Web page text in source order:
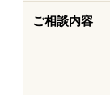
ご相談内容